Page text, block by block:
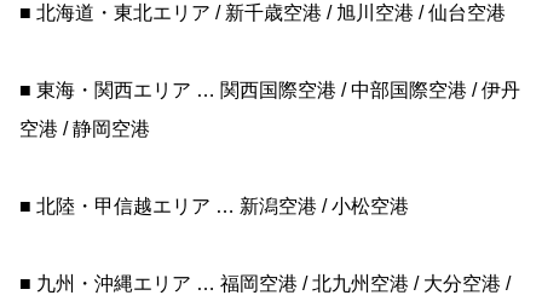
■ 北海道・東北エリア / 新千歳空港 / 旭川空港 / 仙台空港
■ 東海・関西エリア … 関西国際空港 / 中部国際空港 / 伊丹
空港 / 静岡空港
■ 北陸・甲信越エリア … 新潟空港 / 小松空港
■ 九州・沖縄エリア … 福岡空港 / 北九州空港 / 大分空港 /